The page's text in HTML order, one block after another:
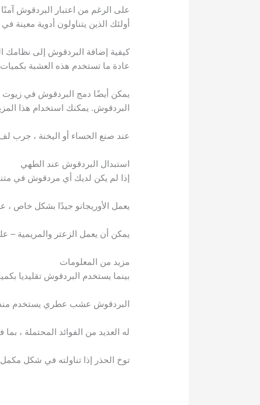
على الرغم من اعتبار البردقوش
أولئك الذين يتناولون أدوية معينة
كيفية إضافة البردقوش إلى نظامك
عادة ما تستخدم هذه العشبة
البردقوش. يمكنك استخدام هذا
عند صنع الحساء أو اليخنة ، جرب لف 2-3 ملاعق كبيرة (6-9 جرام) من البردقوش في قطعة صغيرة من القماش القطني ونقعه في القدر أثناء
استبدال البردقوش عند الطهي
إذا لم يكن لديك أي مردقوش في
يعمل الأوريجانو جيدًا بشكل خاص
يمكن أن يعمل الزعتر والمريمية – على
مزيد من المعلومات
بينما يستخدم البردقوش تقليديا
البردقوش عشب عطري يستخدم منذ
له العديد من الفوائد المحتملة ،
توخ الحذر إذا تناولته في شكل